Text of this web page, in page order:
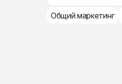
Общий маркетинг